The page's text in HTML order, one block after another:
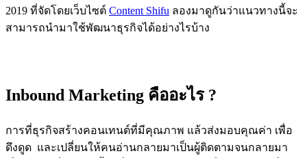
2019 ที่จัดโดยเว็บไซต์ Content Shifu ลองมาดูกันว่าแนวทางนี้จะ
สามารถนำมาใช้พัฒนาธุรกิจได้อย่างไรบ้าง
Inbound Marketing คืออะไร ?
การที่ธุรกิจสร้างคอนเทนต์ที่มีคุณภาพ แล้วส่งมอบคุณค่า เพื่อ
ดึงดูด และเปลี่ยนให้คนอ่านกลายมาเป็นผู้ติดตามจนกลายมา